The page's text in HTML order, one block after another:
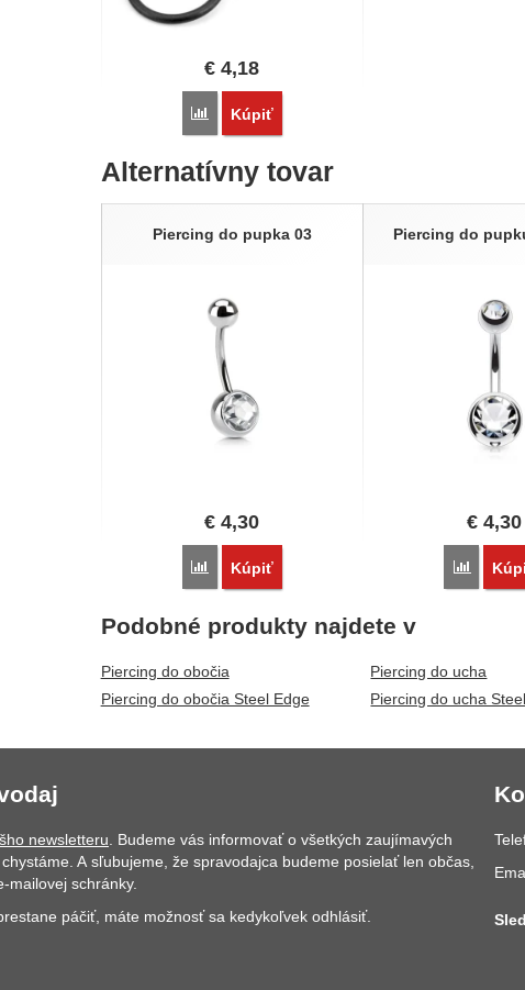
€ 4,18
Porovnať
Kúpiť
Alternatívny tovar
Piercing do pupka 03
€ 4,30
Porovnať
Kúpiť
Piercing do
€4,30
Podobné produkty najdete v
Piercing do obočia
Piercing do obočia Steel Edge
Piercing do ucha
Piercing do ucha
newsletteru . Budeme vás informovať o všetkých zaujímavých
A sľubujeme, že spravodajca budeme posielať len občas,
mailovej schránky.
páčiť, máte možnosť sa kedykoľvek odhlásiť.